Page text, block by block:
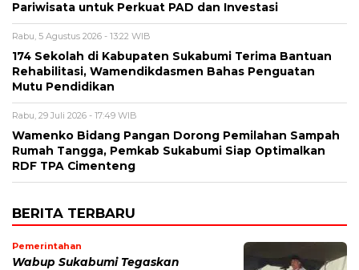
Pariwisata untuk Perkuat PAD dan Investasi
Rabu, 5 Agustus 2026 - 13:22 WIB
174 Sekolah di Kabupaten Sukabumi Terima Bantuan
Rehabilitasi, Wamendikdasmen Bahas Penguatan
Mutu Pendidikan
Rabu, 29 Juli 2026 - 17:49 WIB
Wamenko Bidang Pangan Dorong Pemilahan Sampah
Rumah Tangga, Pemkab Sukabumi Siap Optimalkan
RDF TPA Cimenteng
BERITA TERBARU
Pemerintahan
Wabup Sukabumi Tegaskan